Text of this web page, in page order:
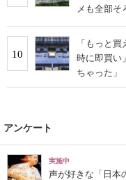
メも全部そ
10
「もっと
時に即買い
ちゃった」
アンケート
実施中
声が好きな「日本